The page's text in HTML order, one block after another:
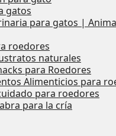
gatos
para gatos |
roedores
naturales
para Roedores
Alimenticios para
para roedores
para la cría